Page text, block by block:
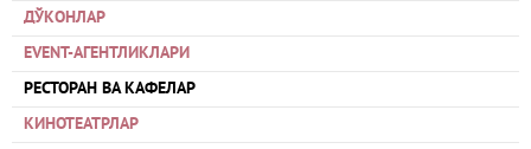
ДЎКОНЛАР
EVENT-АГЕНТЛИКЛАРИ
РЕСТОРАН ВА КАФЕЛАР
КИНОТЕАТРЛАР